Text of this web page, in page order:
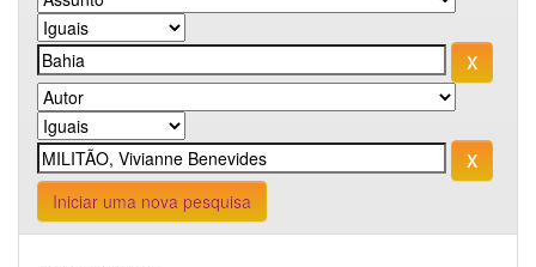
Iniciar uma nova pesquisa